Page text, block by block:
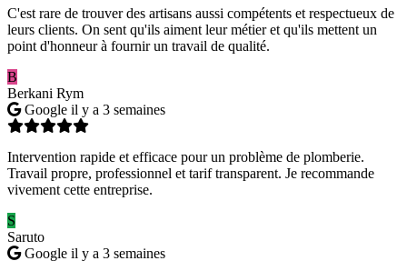
C'est rare de trouver des artisans aussi compétents et respectueux de
leurs clients. On sent qu'ils aiment leur métier et qu'ils mettent un
point d'honneur à fournir un travail de qualité.
B
Berkani Rym
Google il y a 3 semaines
Intervention rapide et efficace pour un problème de plomberie.
Travail propre, professionnel et tarif transparent. Je recommande
vivement cette entreprise.
S
Saruto
Google il y a 3 semaines